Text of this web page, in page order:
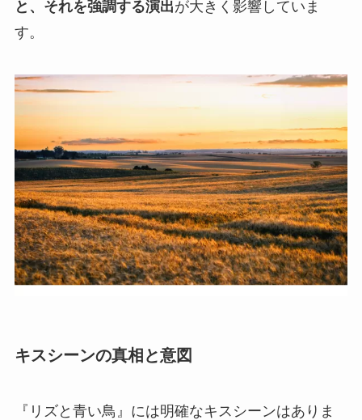
と、それを強調する演出が大きく影響していま
す。
キスシーンの真相と意図
『リズと青い鳥』には明確なキスシーンはありま